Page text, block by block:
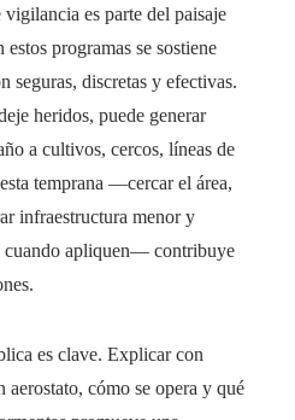
vigilancia es parte del paisaje
programas se sostiene
seguras, discretas y efectivas.
heridos, puede generar
a cultivos, cercos, líneas de
temprana —cercar el área,
infraestructura menor y
cuando apliquen— contribuye
es clave. Explicar con
aerostato, cómo se opera y qué